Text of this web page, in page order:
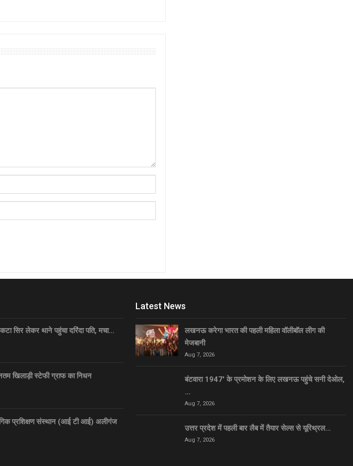
कटा सिर लेकर थाने पहुंचा दरिंदा पति, मचा…
खिलाड़ी स्टेफी ग्राफ का निधन
प्रशिक्षण संस्थान (आई टी आई) अलीगंज
Latest News
लखनऊ करेगा भारत की पहली महिला वॉलीबॉल लीग की
मेजबानी
Aug 7, 2026
बंटवारा 1947′ के प्रमोशन के लिए लखनऊ पहुंचे सनी देओल,
…
Aug 7, 2026
उत्तर प्रदेश में पहली बार लैब में तैयार सेल्स से यूरिथ्रल…
Aug 7, 2026